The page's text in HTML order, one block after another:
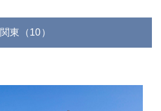
関東（10）